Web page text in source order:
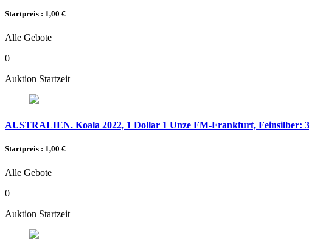
Startpreis : 1,00 €
Alle Gebote
0
Auktion Startzeit
AUSTRALIEN. Koala 2022, 1 Dollar 1 Unze FM-Frankfurt, Feinsilber:
Startpreis : 1,00 €
Alle Gebote
0
Auktion Startzeit